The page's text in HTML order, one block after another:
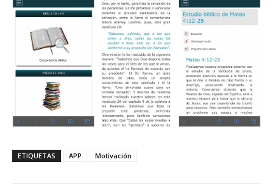
ETIQUETAS APP Motivación